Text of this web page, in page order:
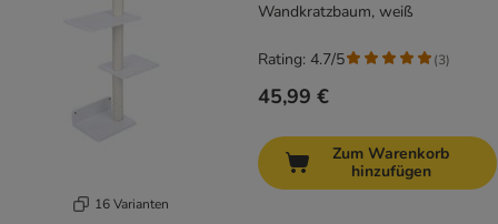
16 Varianten
Wandkratzbaum, weiß
45,99 €
Rating: 4.7/5 (3)
Zum Warenkorb
hinzufügen